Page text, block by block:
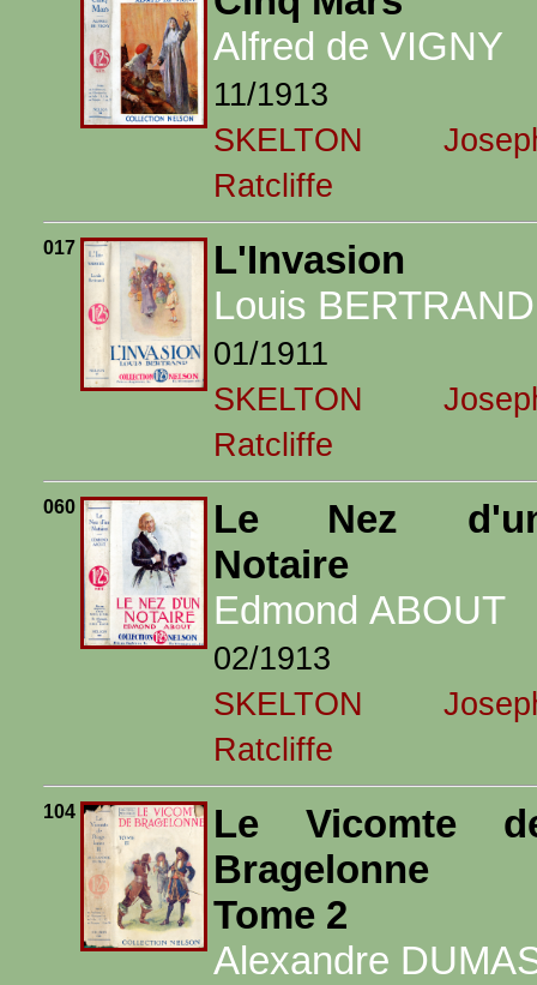
Alfred de VIGNY
11/1913
SKELTON
Ratcliffe
017
L'Invasion
Louis BERTRAND
01/1911
SKELTON
Ratcliffe
060
Le Nez
Notaire
Edmond ABOUT
02/1913
SKELTON
Ratcliffe
104
Le Vicomte
Bragelonne
Tome 2
Alexandre